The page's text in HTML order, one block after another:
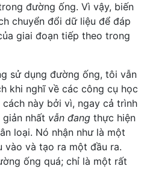
đường ống. Vì vậy, biến
chuyển đổi dữ liệu để đáp
giai đoạn tiếp theo trong
sử dụng đường ống, tôi vẫn
khi nghĩ về các công cụ học
cách này bởi vì, ngay cả trình
nhất vẫn đang thực hiện
loại. Nó nhận như là một
vào và tạo ra một đầu ra.
ống quá; chỉ là một rất